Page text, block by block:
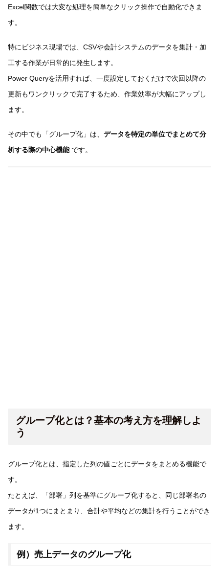
Excel関数では大変な処理を簡単なクリック操作で自動化できま
す。
特にビジネス現場では、CSVや会計システムのデータを集計・加
工する作業が日常的に発生します。
Power Queryを活用すれば、一度設定しておくだけで次回以降の
更新もワンクリックで完了するため、作業効率が大幅にアップし
ます。
その中でも「グループ化」は、 データを特定の単位でまとめて分
析する際の中心機能です。
グループ化とは？基本の考え方を理解しよ
う
グループ化とは、指定した列の値ごとにデータをまとめる機能で
す。
たとえば、「部署」列を基準にグループ化すると、同じ部署名の
データが1つにまとまり、合計や平均などの集計を行うことができ
ます。
例）売上データのグループ化